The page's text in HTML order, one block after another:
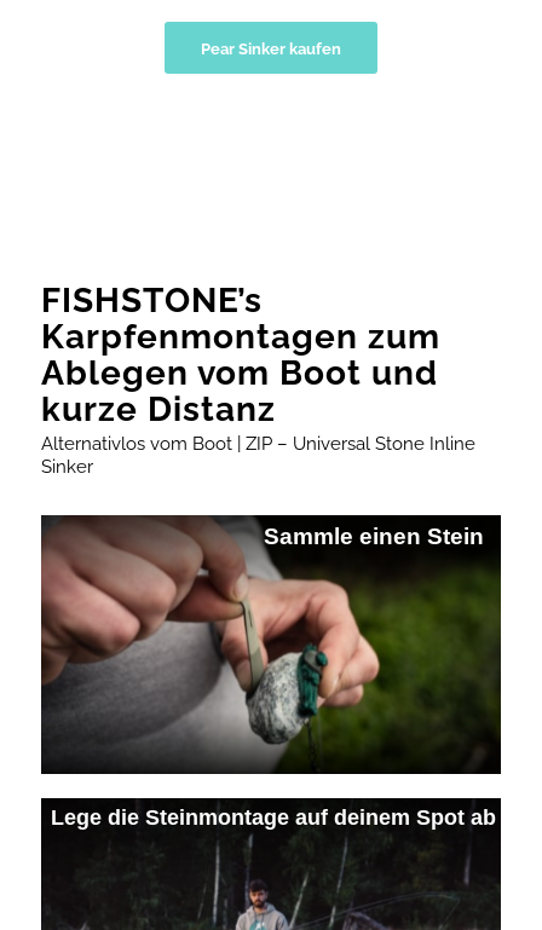
Pear Sinker kaufen
FISHSTONE’s
Karpfenmontagen zum
Ablegen vom Boot und
kurze Distanz
Alternativlos vom Boot | ZIP – Universal Stone Inline
Sinker
Sammle einen Stein
Lege die Steinmontage auf deinem Spot ab